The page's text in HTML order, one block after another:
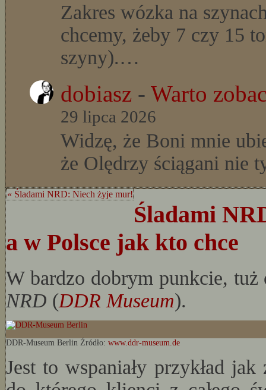
Zakres wózka na
chcemy, żeby 7 czy 15
szyny).…
dobiasz - Warto
29 lipca 2026
Widzę, że Boni mnie
że Olędrzy ściągani nie
« Śladami NRD: Niech żyje mur!
Śladami
a w Polsce jak kto chce
W bardzo dobrym punkcie,
NRD (DDR Museum).
DDR-Museum Berlin Źródło: www.ddr-museum.de
Jest to wspaniały przykład